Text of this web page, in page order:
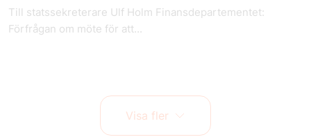
Till statssekreterare Ulf Holm Finansdepartementet:
Förfrågan om möte för att...
Visa fler